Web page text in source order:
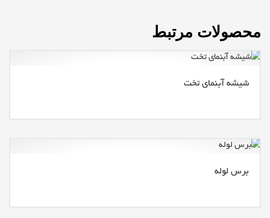
محصولات مرتبط
شیشه آبنمای تخت
برس لوله